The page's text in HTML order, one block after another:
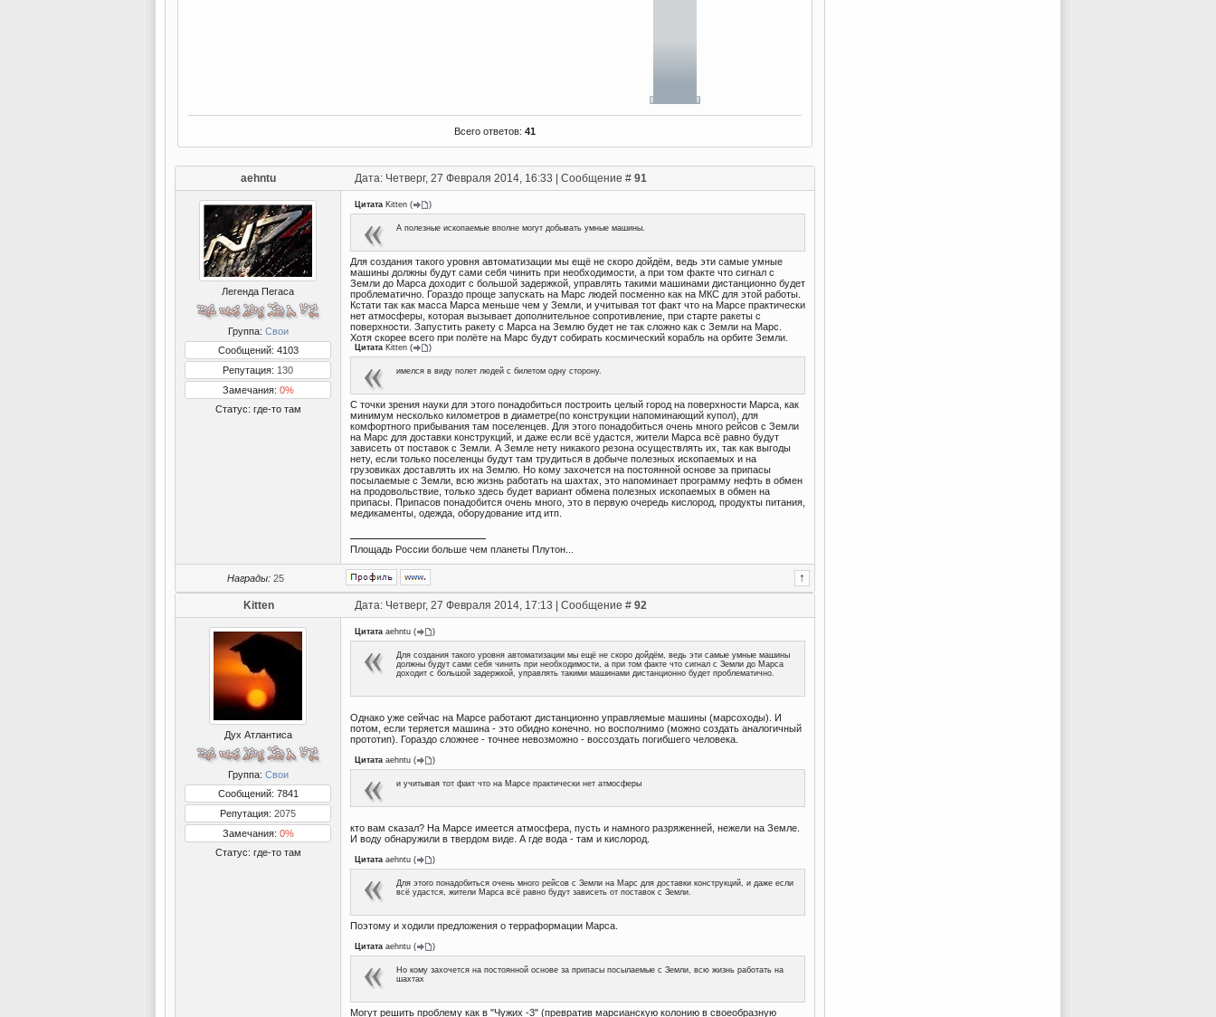
Всего ответов: 41
aehntu Дата: Четверг, 27 Февраля 2014, 16:33 | Сообщение # 91
Легенда Пегаса
Группа: Свои
Сообщений: 4103
Репутация: 130
Замечания: 0%
Статус: где-то там
Цитата Kitten ( )
А полезные ископаемые вполне могут добывать умные машины.
Для создания такого уровня автоматизации мы ещё не скоро дойдём, ведь эти самые умные
машины должны будут сами себя чинить при необходимости, а при том факте что сигнал с
Земли до Марса доходит с большой задержкой, управлять такими машинами дистанционно будет
проблематично. Гораздо проще запускать на Марс людей посменно как на МКС для этой работы.
Кстати так как масса Марса меньше чем у Земли, и учитывая тот факт что на Марсе практически
нет атмосферы, которая вызывает дополнительное сопротивление, при старте ракеты с
поверхности. Запустить ракету с Марса на Землю будет не так сложно как с Земли на Марс.
Хотя скорее всего при полёте на Марс будут собирать космический корабль на орбите Земли.
Цитата Kitten ( )
имелся в виду полет людей с билетом одну сторону.
С точки зрения науки для этого понадобиться построить целый город на поверхности Марса, как
минимум несколько километров в диаметре(по конструкции напоминающий купол), для
комфортного прибывания там поселенцев. Для этого понадобиться очень много рейсов с Земли
на Марс для доставки конструкций, и даже если всё удастся, жители Марса всё равно будут
зависеть от поставок с Земли. А Земле нету никакого резона осуществлять их, так как выгоды
нету, если только поселенцы будут там трудиться в добыче полезных ископаемых и на
грузовиках доставлять их на Землю. Но кому захочется на постоянной основе за припасы
посылаемые с Земли, всю жизнь работать на шахтах, это напоминает программу нефть в обмен
на продовольствие, только здесь будет вариант обмена полезных ископаемых в обмен на
припасы. Припасов понадобится очень много, это в первую очередь кислород, продукты питания,
медикаменты, одежда, оборудование итд итп.
Площадь России больше чем планеты Плутон...
Награды: 25
Kitten Дата: Четверг, 27 Февраля 2014, 17:13 | Сообщение # 92
Дух Атлантиса
Группа: Свои
Сообщений: 7841
Репутация: 2075
Замечания: 0%
Статус: где-то там
Цитата aehntu ( )
Для создания такого уровня автоматизации мы ещё не скоро дойдём, ведь эти самые умные машины
должны будут сами себя чинить при необходимости, а при том факте что сигнал с Земли до Марса
доходит с большой задержкой, управлять такими машинами дистанционно будет проблематично.
Однако уже сейчас на Марсе работают дистанционно управляемые машины (марсоходы). И
потом, если теряется машина - это обидно конечно. но восполнимо (можно создать аналогичный
прототип). Гораздо сложнее - точнее невозможно - воссоздать погибшего человека.
Цитата aehntu ( )
и учитывая тот факт что на Марсе практически нет атмосферы
кто вам сказал? На Марсе имеется атмосфера, пусть и намного разряженней, нежели на Земле.
И воду обнаружили в твердом виде. А где вода - там и кислород.
Цитата aehntu ( )
Для этого понадобиться очень много рейсов с Земли на Марс для доставки конструкций, и даже если
всё удастся, жители Марса всё равно будут зависеть от поставок с Земли.
Поэтому и ходили предложения о терраформации Марса.
Цитата aehntu ( )
Но кому захочется на постоянной основе за припасы посылаемые с Земли, всю жизнь работать на
шахтах
Могут решить проблему как в "Чужих -3" (превратив марсианскую колонию в своеобразную